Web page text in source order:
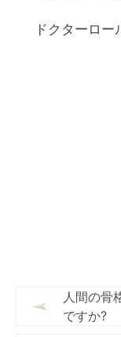
ドクターロー
人間の骨
ですか?